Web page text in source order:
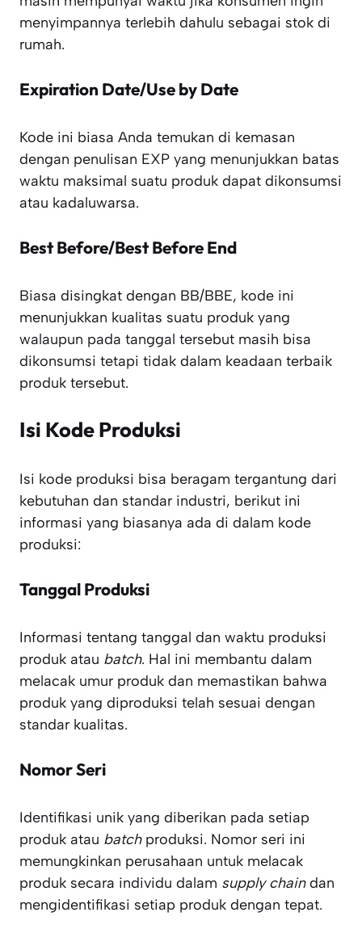
menyimpannya terlebih dahulu sebagai stok di
rumah.
Expiration Date/Use by Date
Kode ini biasa Anda temukan di kemasan
dengan penulisan EXP yang menunjukkan batas
waktu maksimal suatu produk dapat dikonsumsi
atau kadaluwarsa.
Best Before/Best Before End
Biasa disingkat dengan BB/BBE, kode ini
menunjukkan kualitas suatu produk yang
walaupun pada tanggal tersebut masih bisa
dikonsumsi tetapi tidak dalam keadaan terbaik
produk tersebut.
Isi Kode Produksi
Isi kode produksi bisa beragam tergantung dari
kebutuhan dan standar industri, berikut ini
informasi yang biasanya ada di dalam kode
produksi:
Tanggal Produksi
Informasi tentang tanggal dan waktu produksi
produk atau batch. Hal ini membantu dalam
melacak umur produk dan memastikan bahwa
produk yang diproduksi telah sesuai dengan
standar kualitas.
Nomor Seri
Identifikasi unik yang diberikan pada setiap
produk atau batchproduksi. Nomor seri ini
memungkinkan perusahaan untuk melacak
produk secara individu dalam supply chaindan
mengidentifikasi setiap produk dengan tepat.